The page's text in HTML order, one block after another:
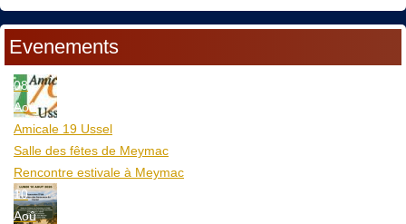
Evenements
08
Aoû
Amicale 19 Ussel
Salle des fêtes de Meymac
Rencontre estivale à Meymac
10
Aoû